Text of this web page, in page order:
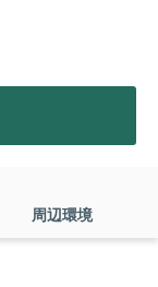
周辺環境